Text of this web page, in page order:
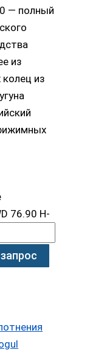
— полный
из
из
76.90 H-